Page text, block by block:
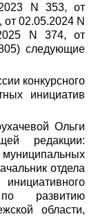
N 353, от
02.05.2024 N
N 374, от
следующие
конкурсного
инициатив
Ольги
редакции:
отдела
по развитию
области,